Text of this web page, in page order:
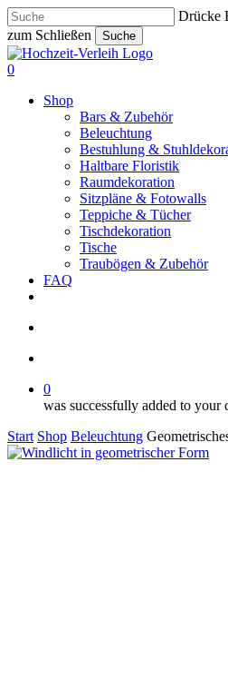
Skip
to
main
content
Drücke
zum Schließen
Suche
Close
Search
search
account
0
Shop
Bars & Zubehör
Beleuchtung
Bestuhlung &
Haltbare Floristik
Raumdekoration
Sitzpläne & Fotowalls
Teppiche & Tücher
Tischdekoration
Tische
Traubögen & Zubehör
FAQ
0
was successfully added to your
Start Shop Beleuchtung